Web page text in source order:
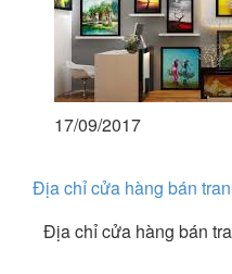
17/09/2017
Địa chỉ cửa hàng bán
Địa chỉ cửa hàng bán